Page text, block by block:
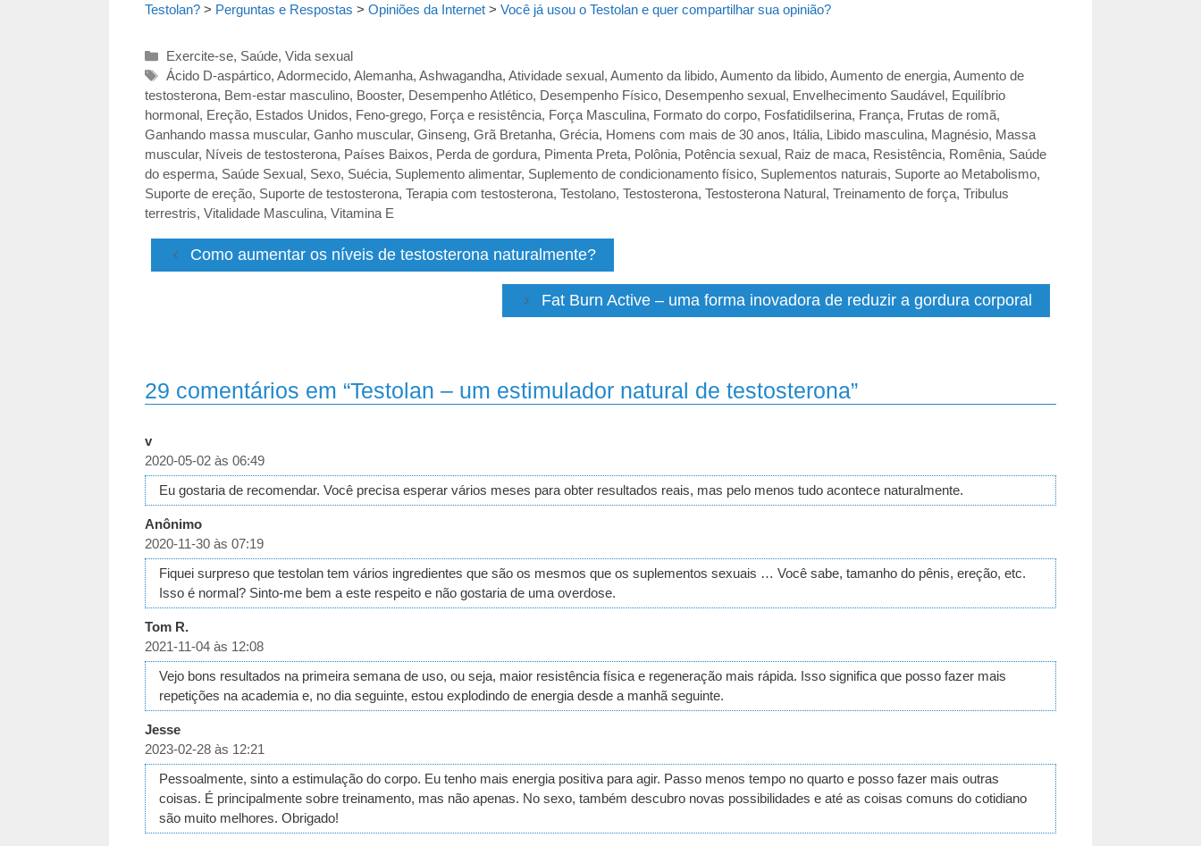
Testolan? > Perguntas e Respostas > Opiniões da Internet > Você já usou o Testolan e quer compartilhar sua opinião?
Categorias
Exercite-se, Saúde, Vida sexual
Tags
Ácido D-aspártico, Adormecido, Alemanha, Ashwagandha, Atividade sexual, Aumento da libido, Aumento da libido, Aumento de energia, Aumento de
testosterona, Bem-estar masculino, Booster, Desempenho Atlético, Desempenho Físico, Desempenho sexual, Envelhecimento Saudável, Equilíbrio
hormonal, Ereção, Estados Unidos, Feno-grego, Força e resistência, Força Masculina, Formato do corpo, Fosfatidilserina, França, Frutas de romã,
Ganhando massa muscular, Ganho muscular, Ginseng, Grã Bretanha, Grécia, Homens com mais de 30 anos, Itália, Libido masculina, Magnésio, Massa
muscular, Níveis de testosterona, Países Baixos, Perda de gordura, Pimenta Preta, Polônia, Potência sexual, Raiz de maca, Resistência, Romênia, Saúde
do esperma, Saúde Sexual, Sexo, Suécia, Suplemento alimentar, Suplemento de condicionamento físico, Suplementos naturais, Suporte ao Metabolismo,
Suporte de ereção, Suporte de testosterona, Terapia com testosterona, Testolano, Testosterona, Testosterona Natural, Treinamento de força, Tribulus
terrestris, Vitalidade Masculina, Vitamina E
Como aumentar os níveis de testosterona naturalmente?
Fat Burn Active – uma forma inovadora de reduzir a gordura corporal
29 comentários em “Testolan – um estimulador natural de testosterona”
v
2020-05-02 às 06:49
Eu gostaria de recomendar. Você precisa esperar vários meses para obter resultados reais, mas pelo menos tudo acontece naturalmente.
Anônimo
2020-11-30 às 07:19
Fiquei surpreso que testolan tem vários ingredientes que são os mesmos que os suplementos sexuais … Você sabe, tamanho do pênis, ereção, etc.
Isso é normal? Sinto-me bem a este respeito e não gostaria de uma overdose.
Tom R.
2021-11-04 às 12:08
Vejo bons resultados na primeira semana de uso, ou seja, maior resistência física e regeneração mais rápida. Isso significa que posso fazer mais
repetições na academia e, no dia seguinte, estou explodindo de energia desde a manhã seguinte.
Jesse
2023-02-28 às 12:21
Pessoalmente, sinto a estimulação do corpo. Eu tenho mais energia positiva para agir. Passo menos tempo no quarto e posso fazer mais outras
coisas. É principalmente sobre treinamento, mas não apenas. No sexo, também descubro novas possibilidades e até as coisas comuns do cotidiano
são muito melhores. Obrigado!